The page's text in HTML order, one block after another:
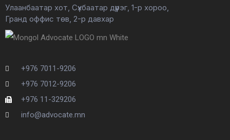
Улаанбаатар хот, Сүхбаатар дүүрэг, 1-р хороо,
Гранд оффис төв, 2-р давхар
+976 7011-9206
+976 7012-9206
+976 11-329206
info@advocate.mn